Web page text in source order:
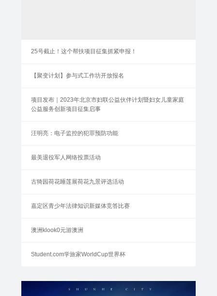
25号截止！这个帮扶项目征集抓紧申报！
【聚变计划】参与式工作坊开放报名
项目发布｜2023年北京市妇联公益伙伴计划暨妇女儿童家庭
公益服务创新项目征集启事
汪明亮：电子监控的犯罪预防功能
最美退役军人网络投票活动
古猗园荷花睡莲展荷花九景评选活动
嘉定区青少年法律知识新媒体竞答比赛
澳洲klook0元游澳洲
Student.com学旅家WorldCup世界杯